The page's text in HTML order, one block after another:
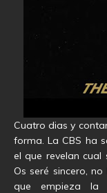
Cuatro dias y
forma. La CBS ha
el que revelan cual
Os seré sincero,
que empieza la